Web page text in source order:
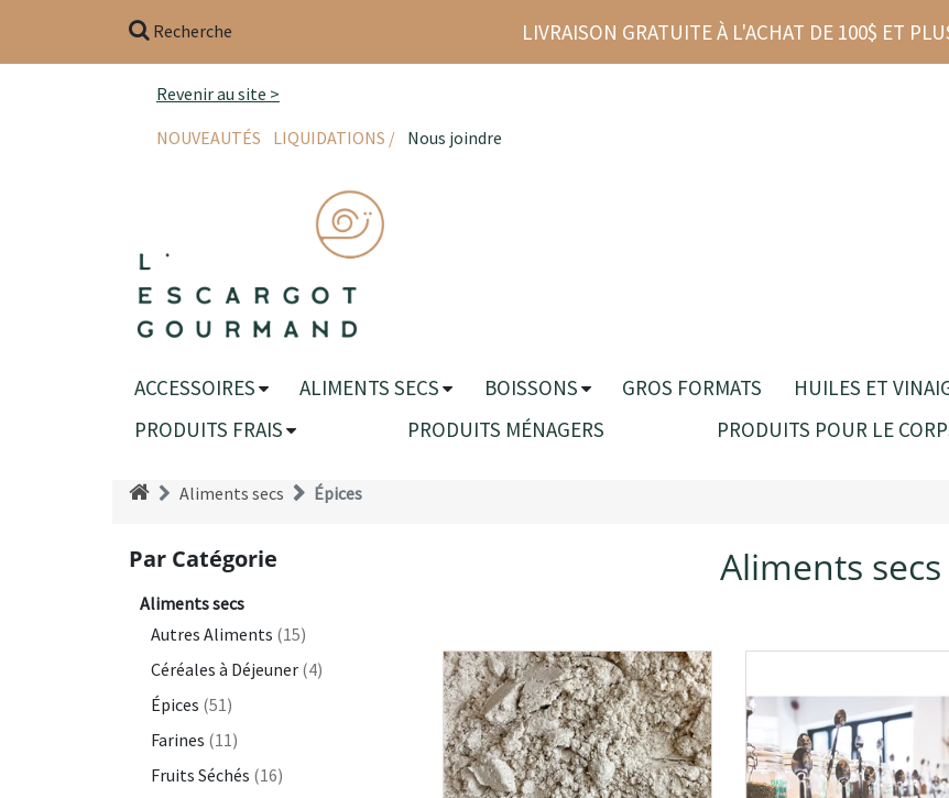
Recherche LIVRAISON GRATUITE À L'ACHAT DE 100$ ET
Revenir au site >
NOUVEAUTÉS
LIQUIDATIONS / Nous joindre
ACCESSOIRES ALIMENTS SECS BOISSONS GROS FORMATS HUILES ET
PRODUITS FRAIS
PRODUITS MÉNAGERS PRODUITS POUR LE
Aliments secs Épices
Par Catégorie
Aliments secs
Autres Aliments (15)
Céréales à Déjeuner (4)
Épices (51)
Farines (11)
Fruits Séchés (16)
Aliments secs